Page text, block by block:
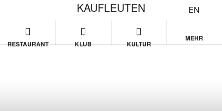
EN
KAUFLEUTEN
RESTAURANT KLUB KULTUR
MEHR